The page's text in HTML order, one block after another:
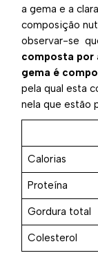
a gema e a
composição
observar-se
composta por
gema é
pela qual esta
nela que estão
Calorias
Proteína
Gordura total
Colesterol